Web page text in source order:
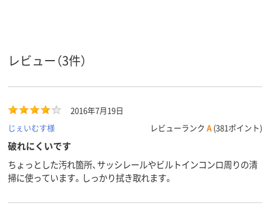
レビュー（3件）
2016年7月19日
じぇいむす様
レビューランク A (381ポイント)
破れにくいです
ちょっとした汚れ箇所、サッシレールやビルトインコンロ周りの清
掃に使っています。しっかり拭き取れます。